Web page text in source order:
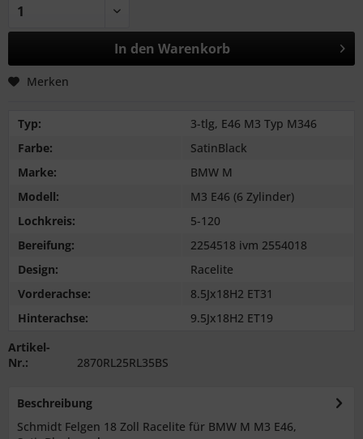
In den Warenkorb
Merken
Typ:
3-tlg, E46 M3 Typ M346
Farbe:
SatinBlack
Marke:
BMW M
Modell:
M3 E46 (6 Zylinder)
Lochkreis:
5-120
Bereifung:
2254518 ivm 2554018
Design:
Racelite
Vorderachse:
8.5Jx18H2 ET31
Hinterachse:
9.5Jx18H2 ET19
Artikel-
Nr.:
2870RL25RL35BS
Beschreibung
Schmidt Felgen 18 Zoll Racelite für BMW M M3 E46,